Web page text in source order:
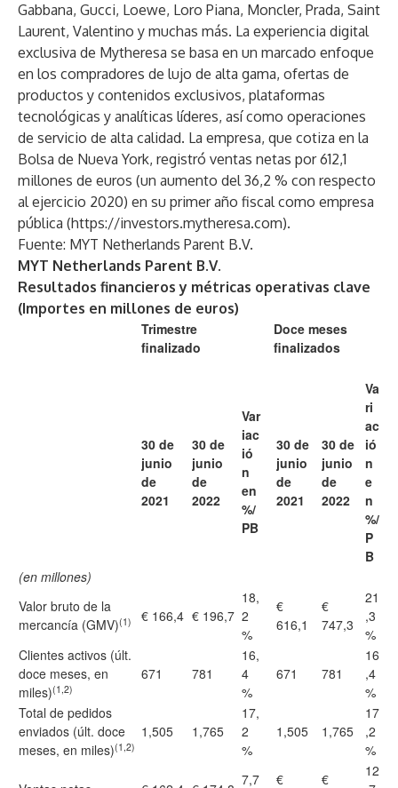
Gabbana, Gucci, Loewe, Loro Piana, Moncler, Prada, Saint
Laurent, Valentino y muchas más. La experiencia digital
exclusiva de Mytheresa se basa en un marcado enfoque
en los compradores de lujo de alta gama, ofertas de
productos y contenidos exclusivos, plataformas
tecnológicas y analíticas líderes, así como operaciones
de servicio de alta calidad. La empresa, que cotiza en la
Bolsa de Nueva York, registró ventas netas por 612,1
millones de euros (un aumento del 36,2 % con respecto
al ejercicio 2020) en su primer año fiscal como empresa
pública (https://investors.mytheresa.com).
Fuente: MYT Netherlands Parent B.V.
MYT Netherlands Parent B.V.
Resultados financieros y métricas operativas clave
(Importes en millones de euros)
Trimestre
finalizado
Doce meses
finalizados
30 de
junio
de
2021
30 de
junio
de
2022
Var
iac
ió
n
en
%/
PB
30 de
junio
de
2021
30 de
junio
de
2022
Va
ri
ac
ió
n
e
n
%/
P
B
(en millones)
Valor bruto de la
mercancía (GMV)(1) € 166,4 € 196,7
18,
2
%
€
616,1
€
747,3
21
,3
%
Clientes activos (últ.
doce meses, en
miles)(1,2)
671 781
16,
4
%
671 781
16
,4
%
Total de pedidos
enviados (últ. doce
meses, en miles)(1,2)
1,505 1,765
17,
2
%
1,505 1,765
17
,2
%
7,7 € €
12